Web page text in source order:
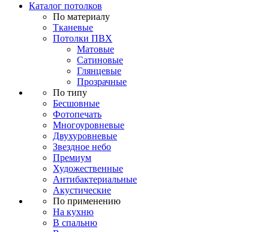
Каталог потолков
По материалу
Тканевые
Потолки ПВХ
Матовые
Сатиновые
Глянцевые
Прозрачные
По типу
Бесшовные
Фотопечать
Многоуровневые
Двухуровневые
Звездное небо
Премиум
Художественные
Антибактериальные
Акустические
По применению
На кухню
В спальню